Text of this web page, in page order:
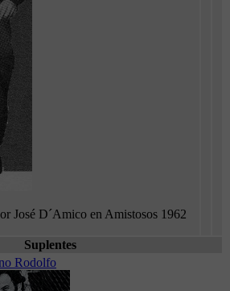
José D´Amico en Amistosos 1962
Suplentes
Rodolfo